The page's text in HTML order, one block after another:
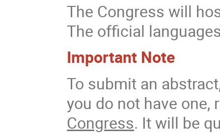
The Congress will
The official
Important Note
To submit an
you do not have
Congress. It will be